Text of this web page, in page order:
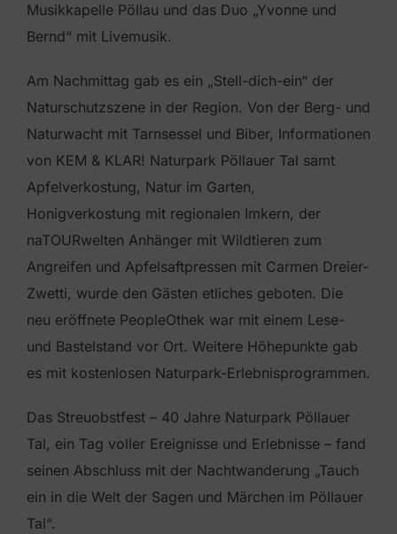
Musikkapelle Pöllau und das Duo „Yvonne und
Bernd“ mit Livemusik.
Am Nachmittag gab es ein „Stell-dich-ein“ der
Naturschutzszene in der Region. Von der Berg- und
Naturwacht mit Tarnsessel und Biber, Informationen
von KEM & KLAR! Naturpark Pöllauer Tal samt
Apfelverkostung, Natur im Garten,
Honigverkostung mit regionalen Imkern, der
naTOURwelten Anhänger mit Wildtieren zum
Angreifen und Apfelsaftpressen mit Carmen Dreier-
Zwetti, wurde den Gästen etliches geboten. Die
neu eröffnete PeopleOthek war mit einem Lese-
und Bastelstand vor Ort. Weitere Höhepunkte gab
es mit kostenlosen Naturpark-Erlebnisprogrammen.
Das Streuobstfest – 40 Jahre Naturpark Pöllauer
Tal, ein Tag voller Ereignisse und Erlebnisse – fand
seinen Abschluss mit der Nachtwanderung „Tauch
ein in die Welt der Sagen und Märchen im Pöllauer
Tal“.